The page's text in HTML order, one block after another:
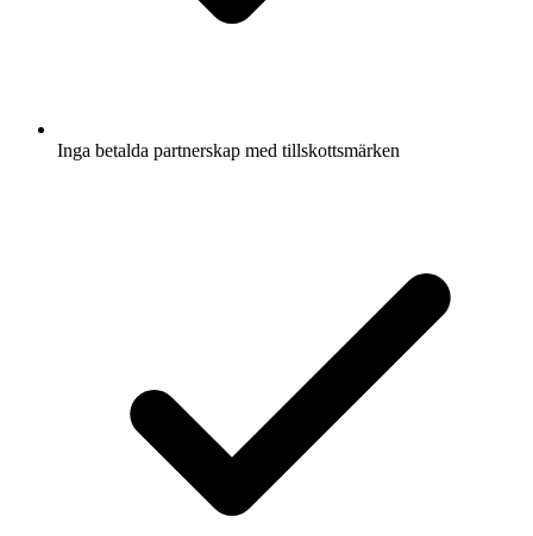
Inga betalda partnerskap med tillskottsmärken